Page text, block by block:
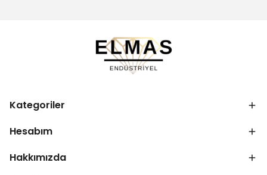
Kategoriler
Hesabım
Hakkımızda